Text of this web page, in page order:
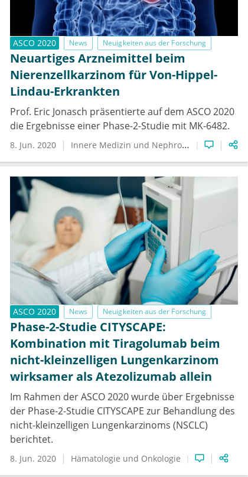
ASCO 2020 News Neuigkeiten aus der Forschung
Neuartiges Arzneimittel beim
Nierenzellkarzinom für Von-Hippel-
Lindau-Erkrankten
Prof. Eric Jonasch präsentierte auf dem ASCO 2020
die Ergebnisse einer Phase-2-Studie mit MK-6482.
8. Jun. 2020 Innere Medizin und Nephrologie
ASCO 2020 News Neuigkeiten aus der Forschung
Phase-2-Studie CITYSCAPE:
Kombination mit Tiragolumab beim
nicht-kleinzelligen Lungenkarzinom
wirksamer als Atezolizumab allein
Im Rahmen der ASCO 2020 wurde über Ergebnisse
der Phase-2-Studie CITYSCAPE zur Behandlung des
nicht-kleinzelligen Lungenkarzinoms (NSCLC)
berichtet.
8. Jun. 2020 Hämatologie und Onkologie